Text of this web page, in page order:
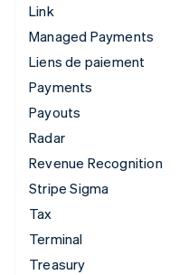
Link
Managed Payments
Liens de paiement
Payments
Payouts
Radar
Revenue Recognition
Stripe Sigma
Tax
Terminal
Treasury